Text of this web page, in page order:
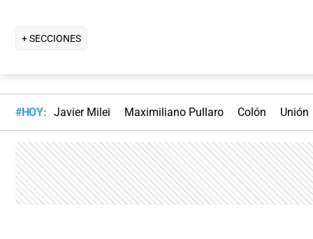
+ SECCIONES
#HOY: Javier Milei Maximiliano Pullaro Colón Unión